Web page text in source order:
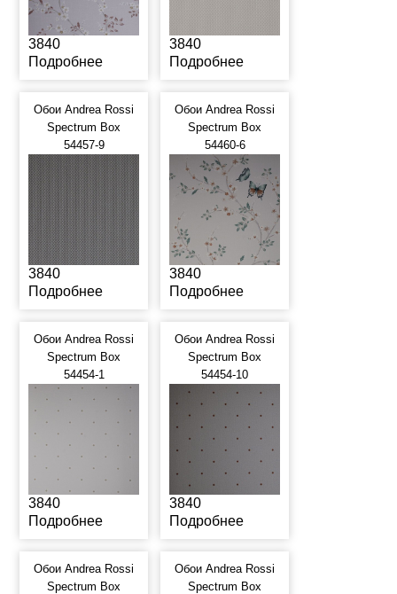
3840
Подробнее
3840
Подробнее
Обои Andrea Rossi
Spectrum Box
54457-9
3840
Подробнее
Обои Andrea Rossi
Spectrum Box
54460-6
3840
Подробнее
Обои Andrea Rossi
Spectrum Box
54454-1
3840
Подробнее
Обои Andrea Rossi
Spectrum Box
54454-10
3840
Подробнее
Обои Andrea Rossi
Spectrum Box
Обои Andrea Rossi
Spectrum Box